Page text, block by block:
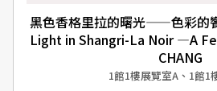
黑色香格里拉的曙光——色彩
Light in Shangri-La Noir —A
CHANG
1館1樓展覽室A、1館1